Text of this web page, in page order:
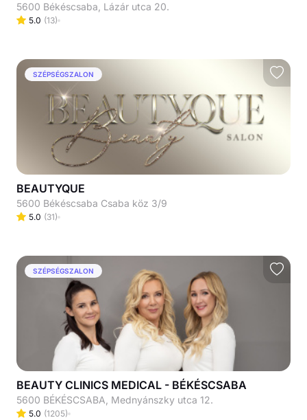
5600 Békéscsaba, Lázár utca 20.
5.0 (13)
SZÉPSÉGSZALON
BEAUTYQUE
5600 Békéscsaba Csaba köz 3/9
5.0 (31)
SZÉPSÉGSZALON
BEAUTY CLINICS MEDICAL - BÉKÉSCSABA
5600 BÉKÉSCSABA, Mednyánszky utca 12.
5.0 (1205)